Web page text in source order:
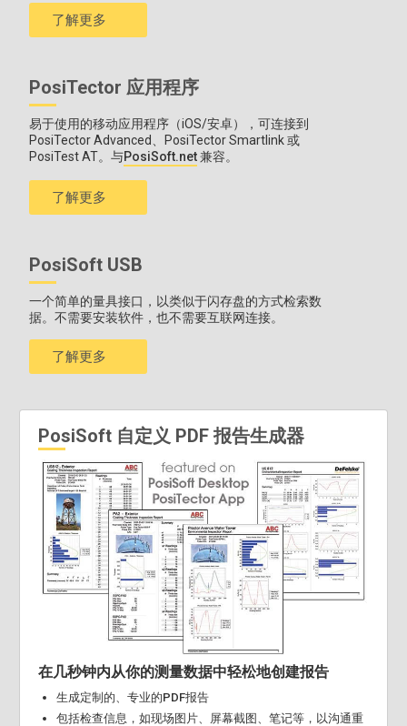
了解更多
PosiTector 应用程序
易于使用的移动应用程序（iOS/安卓），可连接到
PosiTector Advanced、PosiTector Smartlink 或
PosiTest AT。与PosiSoft.net兼容。
了解更多
PosiSoft USB
一个简单的量具接口，以类似于闪存盘的方式检索数
据。不需要安装软件，也不需要互联网连接。
了解更多
PosiSoft 自定义 PDF 报告生成器
在几秒钟内从你的测量数据中轻松地创建报告
生成定制的、专业的PDF报告
包括检查信息，如现场图片、屏幕截图、笔记等，以沟通重